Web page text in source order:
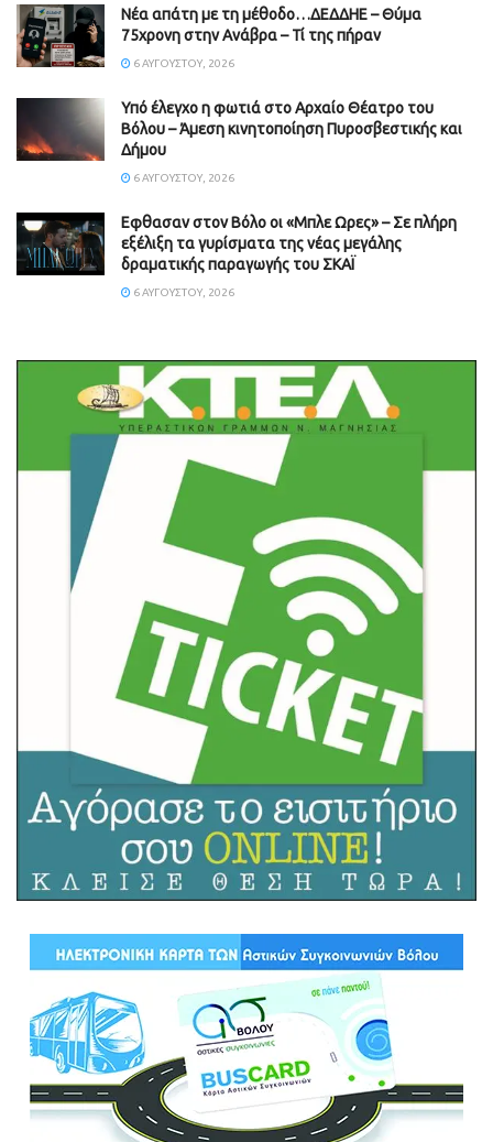
Νέα απάτη με τη μέθοδο…ΔΕΔΔΗΕ – Θύμα
75χρονη στην Ανάβρα – Τί της πήραν
6 ΑΥΓΟΎΣΤΟΥ, 2026
Υπό έλεγχο η φωτιά στο Αρχαίο Θέατρο του
Βόλου – Άμεση κινητοποίηση Πυροσβεστικής και
Δήμου
6 ΑΥΓΟΎΣΤΟΥ, 2026
Εφθασαν στον Βόλο οι «Μπλε Ωρες» – Σε πλήρη
εξέλιξη τα γυρίσματα της νέας μεγάλης
δραματικής παραγωγής του ΣΚΑΪ
6 ΑΥΓΟΎΣΤΟΥ, 2026